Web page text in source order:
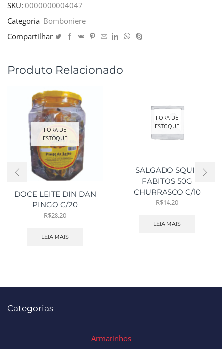
SKU: 0000000004047
Categoria Bomboniere
Compartilhar
Produto Relacionado
FORA DE
ESTOQUE
DOCE LEITE DIN DAN
PINGO C/20
R$28,20
LEIA MAIS
FORA DE
ESTOQUE
SALGADO SQUIL
FABITOS 50G
CHURRASCO C/10
R$14,20
LEIA MAIS
Categorias
Armarinhos